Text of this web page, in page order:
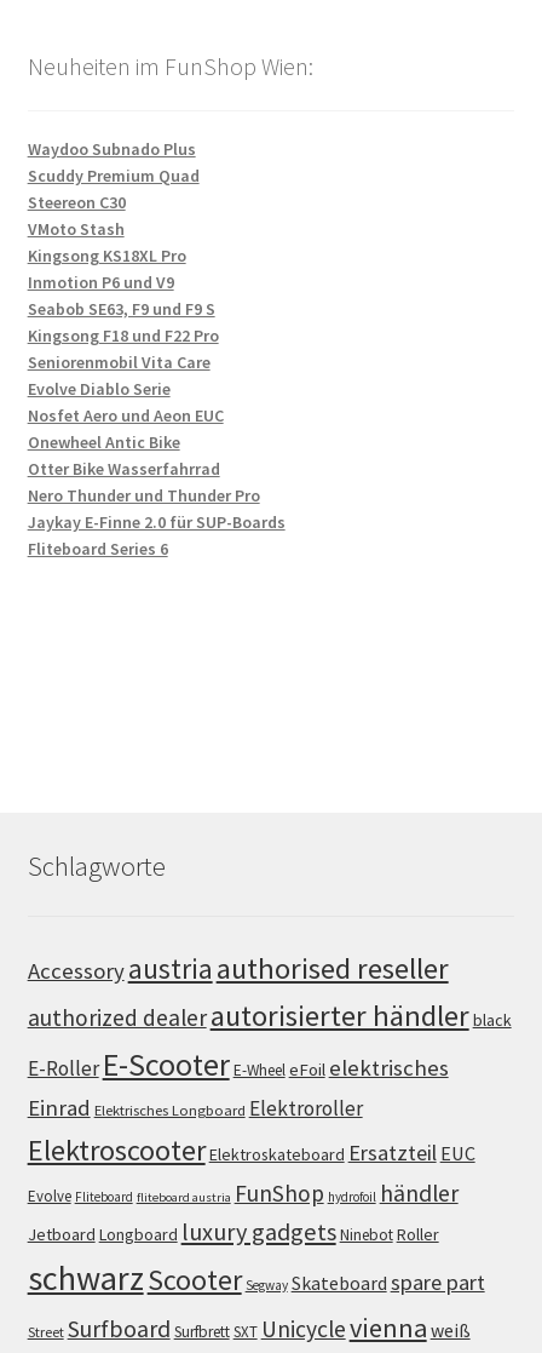
Neuheiten im FunShop Wien:
Waydoo Subnado Plus
Scuddy Premium Quad
Steereon C30
VMoto Stash
Kingsong KS18XL Pro
Inmotion P6 und V9
Seabob SE63, F9 und F9 S
Kingsong F18 und F22 Pro
Seniorenmobil Vita Care
Evolve Diablo Serie
Nosfet Aero und Aeon EUC
Onewheel Antic Bike
Otter Bike Wasserfahrrad
Nero Thunder und Thunder Pro
Jaykay E-Finne 2.0 für SUP-Boards
Fliteboard Series 6
Schlagworte
Accessoryaustria authorised reseller
authorized dealerautorisierter händlerblack
E-Roller E-ScooterE-WheeleFoil elektrisches
Einrad Elektrisches Longboard Elektroroller
ElektroscooterElektroskateboard Ersatzteil EUC
Evolve Fliteboard fliteboard austria FunShop hydrofoil händler
Jetboard Longboard luxury gadgetsNinebotRoller
schwarzScooter Segway Skateboard spare part
Street Surfboard SurfbrettSXT Unicyclevienna weiß